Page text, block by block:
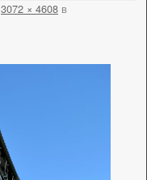
3072 × 4608 в